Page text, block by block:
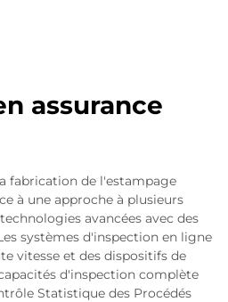
assurance
fabrication de l'estampage
à une approche à plusieurs
avancées avec des
systèmes d'inspection en ligne
vitesse et des dispositifs de
d'inspection complète
Statistique des Procédés